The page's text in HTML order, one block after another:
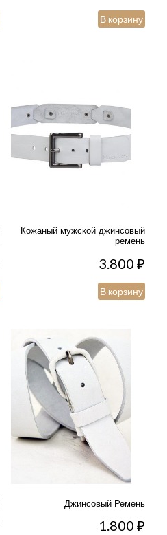
В корзину
Кожаный мужской джинсовый
ремень
3.800₽
В корзину
Джинсовый Ремень
1.800₽